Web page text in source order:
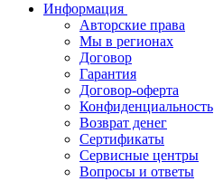
Информация
Авторские права
Мы в регионах
Договор
Гарантия
Договор-оферта
Конфиденциальность
Возврат денег
Сертификаты
Сервисные центры
Вопросы и ответы